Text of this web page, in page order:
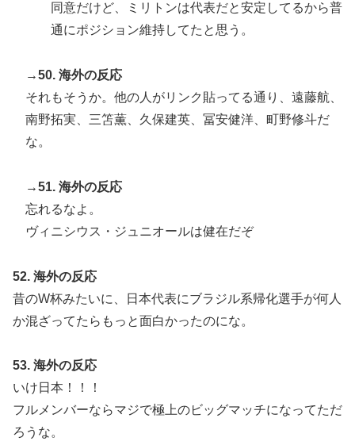
同意だけど、ミリトンは代表だと安定してるから普
通にポジション維持してたと思う。
→50. 海外の反応
それもそうか。他の人がリンク貼ってる通り、遠藤航、
南野拓実、三笘薫、久保建英、冨安健洋、町野修斗だ
な。
→51. 海外の反応
忘れるなよ。
ヴィニシウス・ジュニオールは健在だぞ
52. 海外の反応
昔のW杯みたいに、日本代表にブラジル系帰化選手が何人
か混ざってたらもっと面白かったのにな。
53. 海外の反応
いけ日本！！！
フルメンバーならマジで極上のビッグマッチになってただ
ろうな。